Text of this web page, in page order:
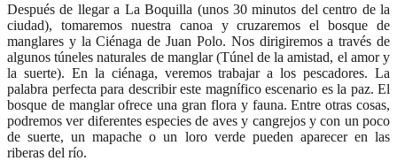
Después de llegar a La Boquilla (unos 30 minutos del centro de la
ciudad), tomaremos nuestra canoa y cruzaremos el bosque de
manglares y la Ciénaga de Juan Polo. Nos dirigiremos a través de
algunos túneles naturales de manglar (Túnel de la amistad, el amor y
la suerte). En la ciénaga, veremos trabajar a los pescadores. La
palabra perfecta para describir este magnífico escenario es la paz. El
bosque de manglar ofrece una gran flora y fauna. Entre otras cosas,
podremos ver diferentes especies de aves y cangrejos y con un poco
de suerte, un mapache o un loro verde pueden aparecer en las
riberas del río.